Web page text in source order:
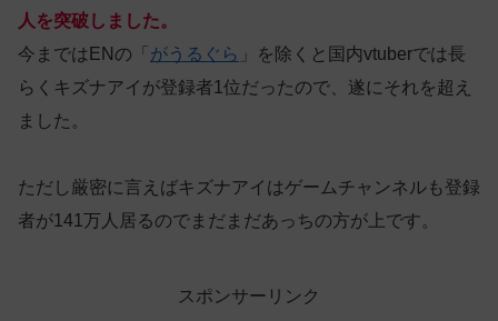
人を突破しました。
今まではENの「 がうるぐら 」を除くと国内vtuberでは長
らくキズナアイが登録者1位だったので、遂にそれを超え
ました。
ただし厳密に言えばキズナアイはゲームチャンネルも登録
者が141万人居るのでまだまだあっちの方が上です。
スポンサーリンク